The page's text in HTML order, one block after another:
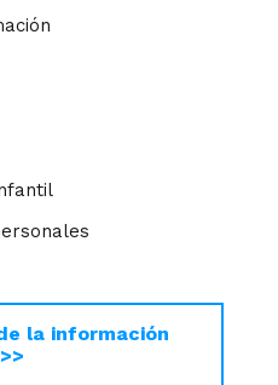
la información
>>